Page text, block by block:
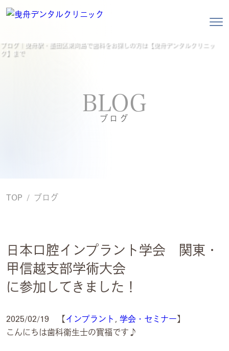
ブログ｜曳舟駅・墨田区東向島で歯科をお探しの方は【曳舟デンタルクリニッ
ク】まで
BLOG
ブログ
TOP ブログ
日本口腔インプラント学会 関東・
甲信越支部学術大会
に参加してきました！
2025/02/19 【 インプラント 学会・セミナー】
こんにちは歯科衛生士の寳福です♪